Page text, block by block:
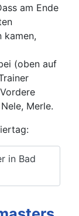
am Ende
kamen,
(oben auf
Merle.
in Bad